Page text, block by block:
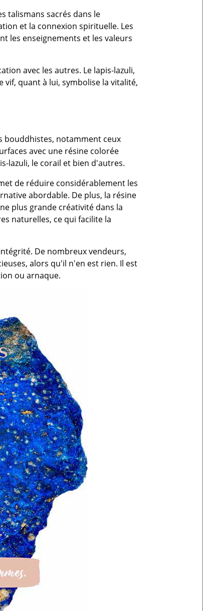
talismans sacrés dans le
et la connexion spirituelle. Les
les enseignements et les valeurs
avec les autres. Le lapis-lazuli,
vif, quant à lui, symbolise la vitalité,
bouddhistes, notamment ceux
avec une résine colorée
lazuli, le corail et bien d'autres.
de réduire considérablement les
abordable. De plus, la résine
plus grande créativité dans la
naturelles, ce qui facilite la
De nombreux vendeurs,
alors qu'il n'en est rien. Il est
ou arnaque.